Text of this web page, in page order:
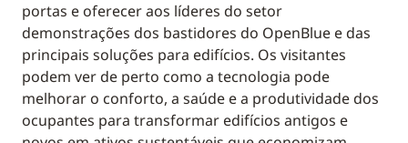
portas e oferecer aos líderes do setor
demonstrações dos bastidores do OpenBlue e das
principais soluções para edifícios. Os visitantes
podem ver de perto como a tecnologia pode
melhorar o conforto, a saúde e a produtividade dos
ocupantes para transformar edifícios antigos e